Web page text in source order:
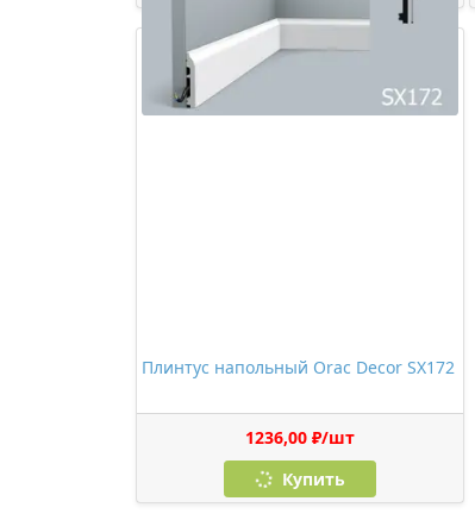
Плинтус напольный Orac Decor SX172
1236,00 ₽/шт
Купить